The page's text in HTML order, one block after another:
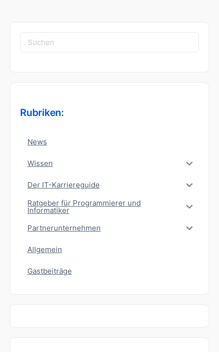
Suchen
nach:
Rubriken:
News
Wissen
Der IT-Karriereguide
Ratgeber für Programmierer und
Informatiker
Partnerunternehmen
Allgemein
Gastbeiträge